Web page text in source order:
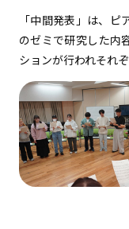
「中間発表」は、
のゼミで研究した内
ションが行われそれ